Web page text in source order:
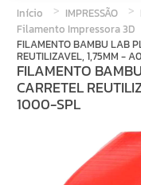
Início IMPRESSÃO
Filamento Impressora 3D
FILAMENTO BAMBU LAB
REUTILIZAVEL, 1,75MM -
FILAMENTO
CARRETEL
1000-SPL